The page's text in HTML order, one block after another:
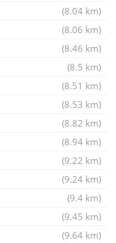
(8.04 km)
(8.06 km)
(8.46 km)
(8.5 km)
(8.51 km)
(8.53 km)
(8.82 km)
(8.94 km)
(9.22 km)
(9.24 km)
(9.4 km)
(9.45 km)
(9.64 km)